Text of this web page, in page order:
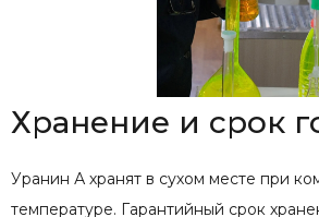
Хранение и срок
Уранин А хранят в сухом месте при
температуре. Гарантийный срок